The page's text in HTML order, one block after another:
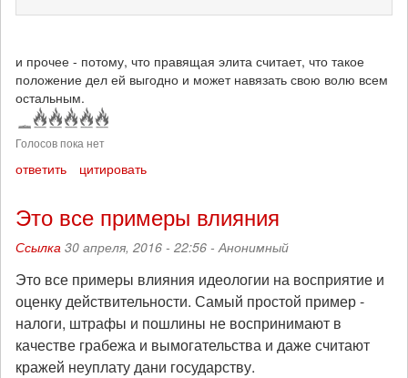
и прочее - потому, что правящая элита считает, что такое
положение дел ей выгодно и может навязать свою волю всем
остальным.
Голосов пока нет
ответить цитировать
Это все примеры влияния
Ссылка 30 апреля, 2016 - 22:56 -Анонимный
Это все примеры влияния идеологии на восприятие и
оценку действительности. Самый простой пример -
налоги, штрафы и пошлины не воспринимают в
качестве грабежа и вымогательства и даже считают
кражей неуплату дани государству.